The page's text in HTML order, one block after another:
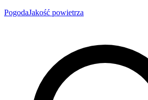
PogodaJakość powietrza